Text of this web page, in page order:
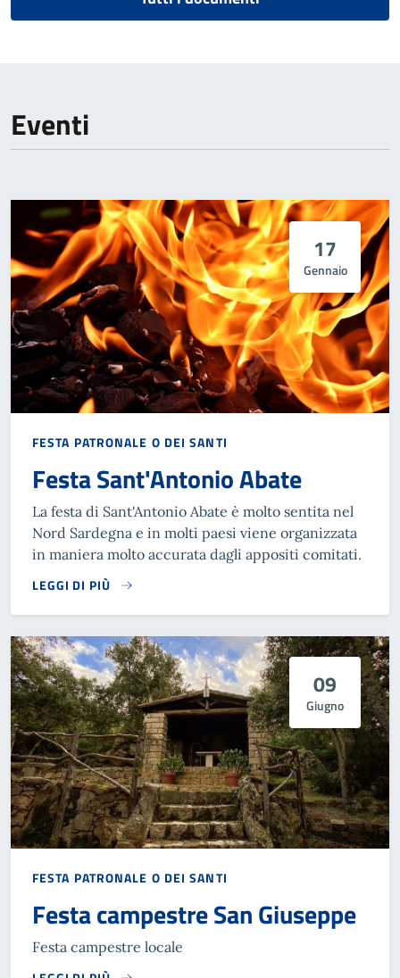
Eventi
17
Gennaio
FESTA PATRONALE O DEI SANTI
Festa Sant'Antonio Abate
La festa di Sant'Antonio Abate è molto sentita nel
Nord Sardegna e in molti paesi viene organizzata
in maniera molto accurata dagli appositi comitati.
LEGGI DI PIÙ
09
Giugno
FESTA PATRONALE O DEI SANTI
Festa campestre San Giuseppe
Festa campestre locale